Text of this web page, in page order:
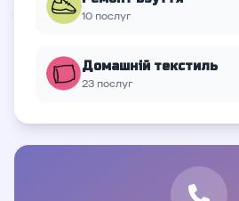
10 послуг
Домашній текстиль
23 послуг